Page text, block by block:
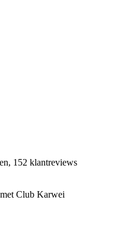
152 klantreviews
Club Karwei